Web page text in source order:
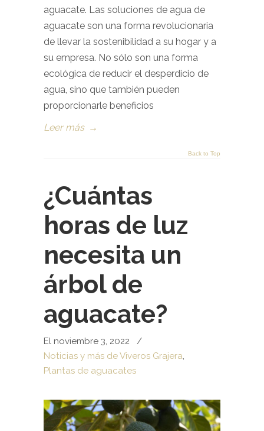
aguacate. Las soluciones de agua de
aguacate son una forma revolucionaria
de llevar la sostenibilidad a su hogar y a
su empresa. No sólo son una forma
ecológica de reducir el desperdicio de
agua, sino que también pueden
proporcionarle beneficios
Leer más →
Back to Top
¿Cuántas
horas de luz
necesita un
árbol de
aguacate?
El noviembre 3, 2022
/
Noticias y más de Viveros Grajera,
Plantas de aguacates